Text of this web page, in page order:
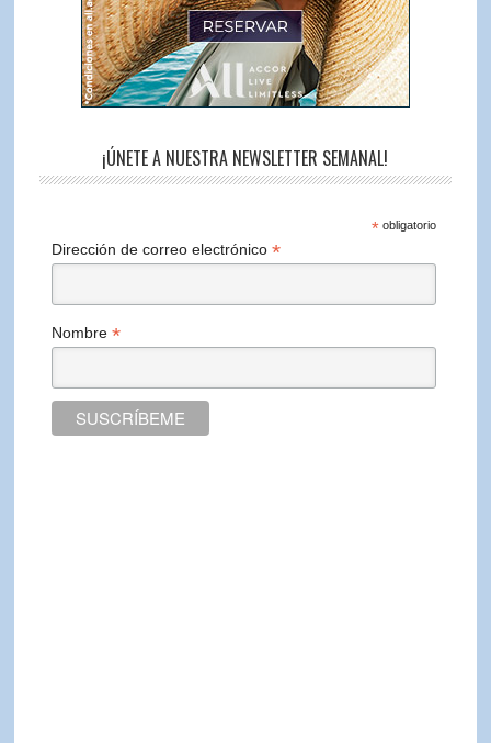
¡ÚNETE A NUESTRA NEWSLETTER SEMANAL!
*obligatorio
Dirección de correo electrónico*
Nombre*